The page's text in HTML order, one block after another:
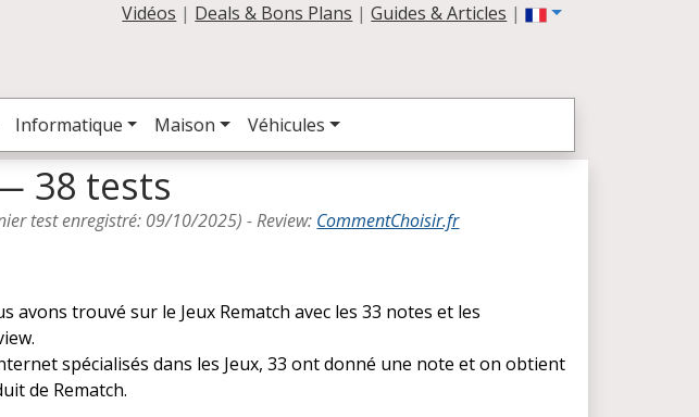
Vidéos | Deals & Bons Plans |Guides & Articles |
Informatique Maison Véhicules
38 tests
test enregistré: 09/10/2025) -Review: CommentChoisir.fr
avons trouvé sur le Jeux Rematch avec les 33 notes et les
spécialisés dans les Jeux, 33 ont donné une note et on obtient
de Rematch.